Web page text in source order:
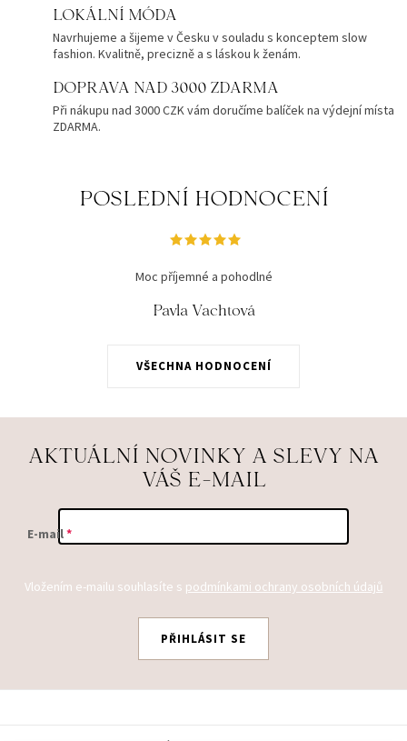
LOKÁLNÍ MÓDA
Navrhujeme a šijeme v Česku v souladu s konceptem slow
fashion. Kvalitně, precizně a s láskou k ženám.
DOPRAVA NAD 3000 ZDARMA
Při nákupu nad 3000 CZK vám doručíme balíček na výdejní místa
ZDARMA.
POSLEDNÍ HODNOCENÍ
VŠECHNA HODNOCENÍ
Moc příjemné a pohodlné
Pavla Vachtová
AKTUÁLNÍ NOVINKY A SLEVY NA
VÁŠ E-MAIL
E-mail
Vložením e-mailu souhlasíte s podmínkami ochrany osobních údajů
PŘIHLÁSIT SE
Z